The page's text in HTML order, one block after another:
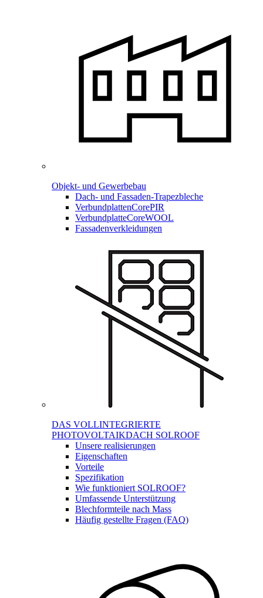
Objekt- und Gewerbebau
Dach- und Fassaden-Trapezbleche
VerbundplattenCorePIR
VerbundplatteCoreWOOL
Fassadenverkleidungen
DAS VOLLINTEGRIERTE
PHOTOVOLTAIKDACH SOLROOF
Unsere realisierungen
Eigenschaften
Vorteile
Spezifikation
Wie funktioniert SOLROOF?
Umfassende Unterstützung
Blechformteile nach Mass
Häufig gestellte Fragen (FAQ)